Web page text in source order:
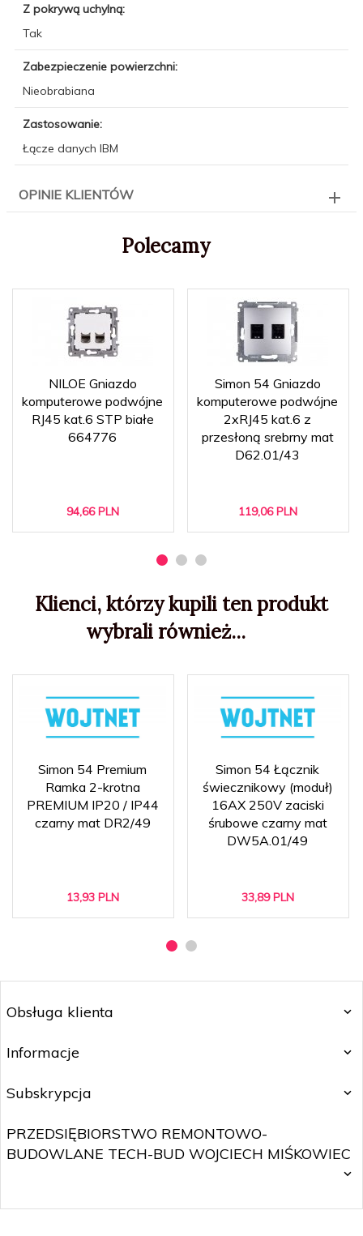
Z pokrywą uchylną:
Tak
Zabezpieczenie powierzchni:
Nieobrabiana
Zastosowanie:
Łącze danych IBM
OPINIE KLIENTÓW
Polecamy
NILOE Gniazdo
komputerowe podwójne
RJ45 kat.6 STP białe
664776
94,66 PLN
Simon 54 Gniazdo
komputerowe podwójne
2xRJ45 kat.6 z
przesłoną srebrny mat
D62.01/43
119,06 PLN
Klienci, którzy kupili ten produkt
wybrali również...
Simon 54 Premium
Ramka 2-krotna
PREMIUM IP20 / IP44
czarny mat DR2/49
13,93 PLN
Simon 54 Łącznik
świecznikowy (moduł)
16AX 250V zaciski
śrubowe czarny mat
DW5A.01/49
33,89 PLN
Obsługa klienta
Informacje
Subskrypcja
PRZEDSIĘBIORSTWO REMONTOWO-
BUDOWLANE TECH-BUD WOJCIECH MIŚKOWIEC